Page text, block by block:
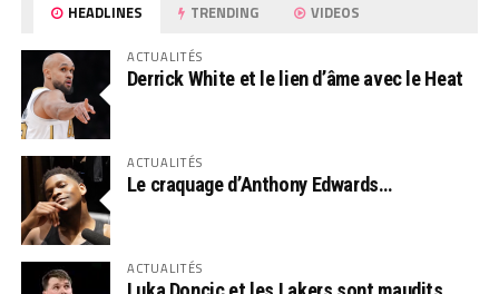
HEADLINES TRENDING VIDEOS
ACTUALITÉS
Derrick White et le lien d’âme avec le Heat
ACTUALITÉS
Le craquage d’Anthony Edwards…
ACTUALITÉS